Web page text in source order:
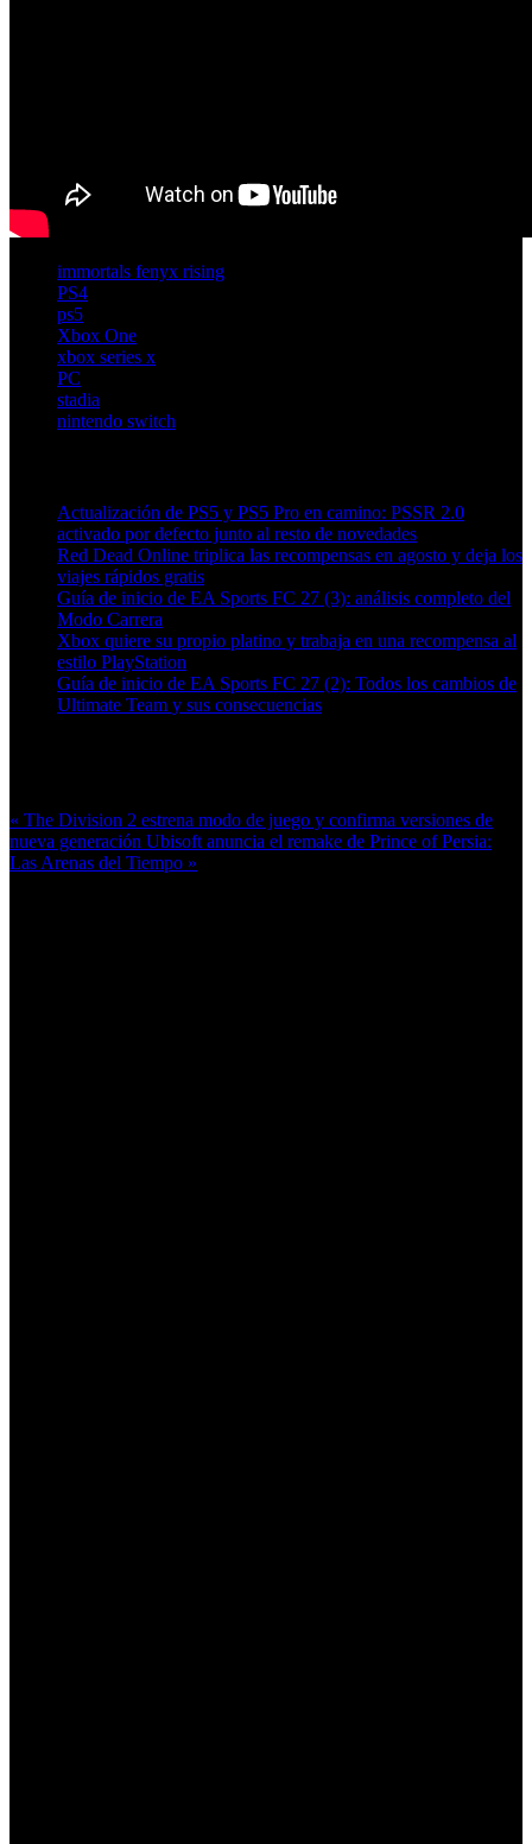
immortals fenyx rising
PS4
ps5
Xbox One
xbox series x
PC
stadia
nintendo switch
Actualización de PS5 y PS5 Pro en camino: PSSR 2.0
activado por defecto junto al resto de novedades
Red Dead Online triplica las recompensas en agosto y deja los
viajes rápidos gratis
Guía de inicio de EA Sports FC 27 (3): análisis completo del
Modo Carrera
Xbox quiere su propio platino y trabaja en una recompensa al
estilo PlayStation
Guía de inicio de EA Sports FC 27 (2): Todos los cambios de
Ultimate Team y sus consecuencias
« The Division 2 estrena modo de juego y confirma versiones de
nueva generación Ubisoft anuncia el remake de Prince of Persia:
Las Arenas del Tiempo »